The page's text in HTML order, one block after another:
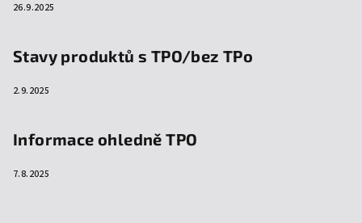
26.9.2025
Stavy produktů s TPO/bez TPo
2.9.2025
Informace ohledně TPO
7.8.2025